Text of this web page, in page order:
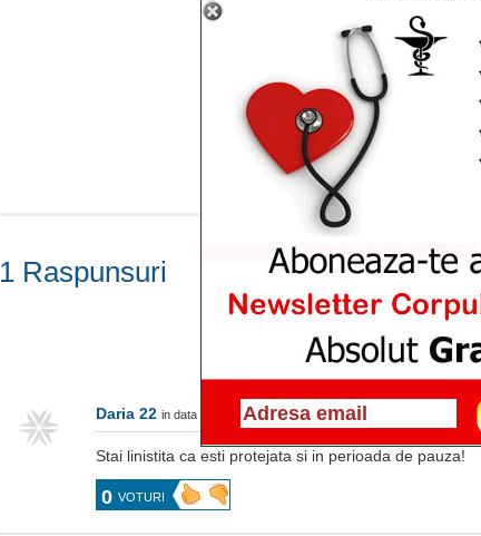
face o pauza
are loc
daca in
impotriva
Va multumesc!
1 Raspunsuri
Daria 22 in data de Jul 18, 2013
Stai linistita ca esti protejata si in perioada de pauza!
0 VOTURI